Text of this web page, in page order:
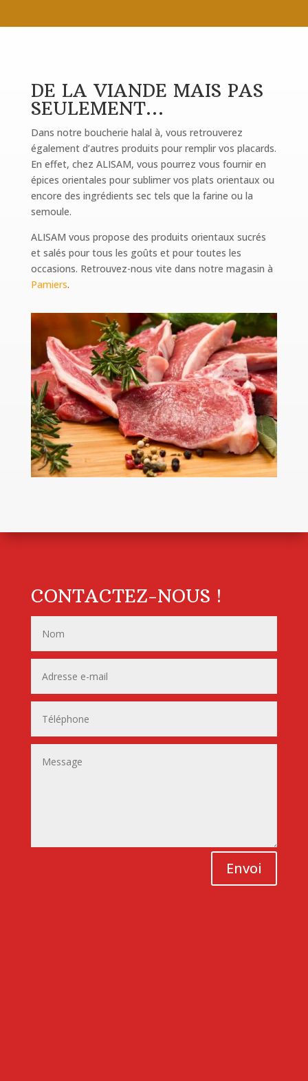
DE LA VIANDE MAIS PAS
SEULEMENT…
Dans notre boucherie halal à, vous retrouverez
également d’autres produits pour remplir vos placards.
En effet, chez ALISAM, vous pourrez vous fournir en
épices orientales pour sublimer vos plats orientaux ou
encore des ingrédients sec tels que la farine ou la
semoule.
ALISAM vous propose des produits orientaux sucrés
et salés pour tous les goûts et pour toutes les
occasions. Retrouvez-nous vite dans notre magasin à
Pamiers.
CONTACTEZ-NOUS !
Envoi